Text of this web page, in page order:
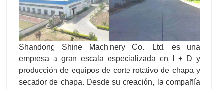
Shandong Shine Machinery Co., Ltd. es una
empresa a gran escala especializada en I + D y
producción de equipos de corte rotativo de chapa y
secador de chapa. Desde su creación, la compañía